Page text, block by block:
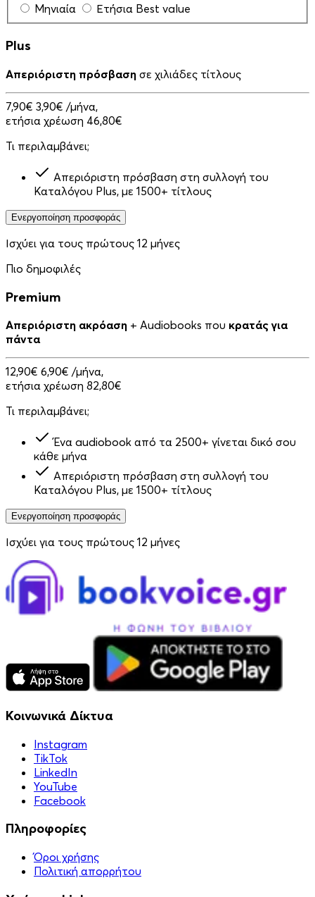
Μηνιαία Ετήσια Best value
Plus
Απεριόριστη πρόσβαση σε χιλιάδες τίτλους
7,90€ 3,90€ /μήνα,
ετήσια χρέωση 46,80€
Τι περιλαμβάνει;
Απεριόριστη πρόσβαση στη συλλογή του
Καταλόγου Plus, με 1500+ τίτλους
Ενεργοποίηση προσφοράς
Ισχύει για τους πρώτους 12 μήνες
Πιο δημοφιλές
Premium
Απεριόριστη ακρόαση + Audiobooks που κρατάς για
πάντα
12,90€ 6,90€ /μήνα,
ετήσια χρέωση 82,80€
Τι περιλαμβάνει;
Ένα audiobook από τα 2500+ γίνεται δικό σου
κάθε μήνα
Απεριόριστη πρόσβαση στη συλλογή του
Καταλόγου Plus, με 1500+ τίτλους
Ενεργοποίηση προσφοράς
Ισχύει για τους πρώτους 12 μήνες
Κοινωνικά Δίκτυα
Instagram
TikTok
LinkedIn
YouTube
Facebook
Πληροφορίες
Όροι χρήσης
Πολιτική απορρήτου